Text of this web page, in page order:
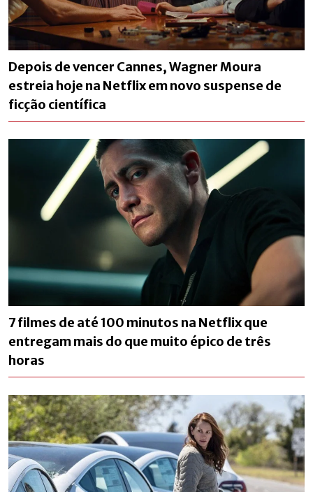
Depois de vencer Cannes, Wagner Moura
estreia hoje na Netflix em novo suspense de
ficção científica
7 filmes de até 100 minutos na Netflix que
entregam mais do que muito épico de três
horas